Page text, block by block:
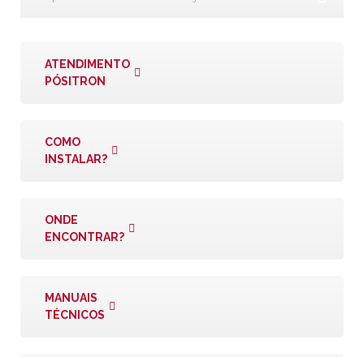
ATENDIMENTO
PÓSITRON
COMO
INSTALAR?
ONDE
ENCONTRAR?
MANUAIS
TÉCNICOS